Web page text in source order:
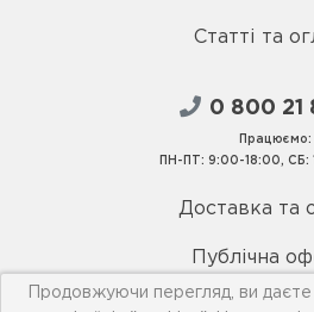
Статті та
0 800 21
Працюємо:
ПН-ПТ: 9:00-18:00, СБ:
Доставка та
Публічна
Умови
Продовжуючи перегляд, ви даєте